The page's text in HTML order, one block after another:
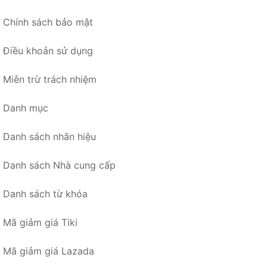
Chính sách bảo mật
Điều khoản sử dụng
Miễn trừ trách nhiệm
Danh mục
Danh sách nhãn hiệu
Danh sách Nhà cung cấp
Danh sách từ khóa
Mã giảm giá Tiki
Mã giảm giá Lazada